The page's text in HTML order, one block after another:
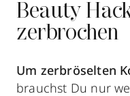
Beauty
zerbrochen
Um zerbröselten
brauchst Du nur